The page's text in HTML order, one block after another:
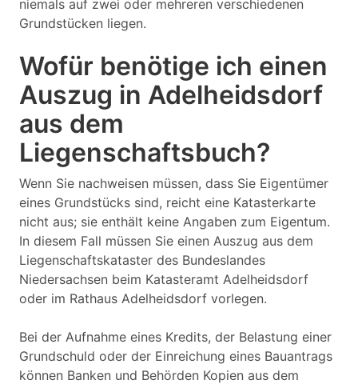
niemals auf zwei oder mehreren verschiedenen
Grundstücken liegen.
Wofür benötige ich einen
Auszug in Adelheidsdorf
aus dem
Liegenschaftsbuch?
Wenn Sie nachweisen müssen, dass Sie Eigentümer
eines Grundstücks sind, reicht eine Katasterkarte
nicht aus; sie enthält keine Angaben zum Eigentum.
In diesem Fall müssen Sie einen Auszug aus dem
Liegenschaftskataster des Bundeslandes
Niedersachsen beim Katasteramt Adelheidsdorf
oder im Rathaus Adelheidsdorf vorlegen.
Bei der Aufnahme eines Kredits, der Belastung einer
Grundschuld oder der Einreichung eines Bauantrags
können Banken und Behörden Kopien aus dem